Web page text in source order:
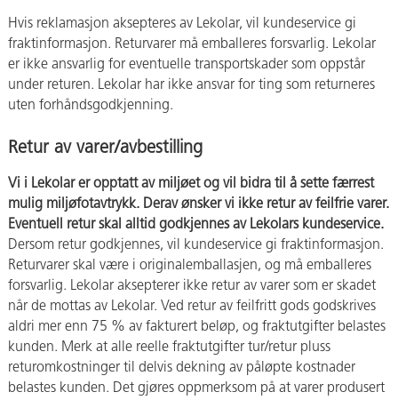
Hvis reklamasjon aksepteres av Lekolar, vil kundeservice gi
fraktinformasjon. Returvarer må emballeres forsvarlig. Lekolar
er ikke ansvarlig for eventuelle transportskader som oppstår
under returen. Lekolar har ikke ansvar for ting som returneres
uten forhåndsgodkjenning.
Retur av varer/avbestilling
Vi i Lekolar er opptatt av miljøet og vil bidra til å sette færrest
mulig miljøfotavtrykk. Derav ønsker vi ikke retur av feilfrie varer.
Eventuell retur skal alltid godkjennes av Lekolars kundeservice.
Dersom retur godkjennes, vil kundeservice gi fraktinformasjon.
Returvarer skal være i originalemballasjen, og må emballeres
forsvarlig. Lekolar aksepterer ikke retur av varer som er skadet
når de mottas av Lekolar. Ved retur av feilfritt gods godskrives
aldri mer enn 75 % av fakturert beløp, og fraktutgifter belastes
kunden. Merk at alle reelle fraktutgifter tur/retur pluss
returomkostninger til delvis dekning av påløpte kostnader
belastes kunden. Det gjøres oppmerksom på at varer produsert